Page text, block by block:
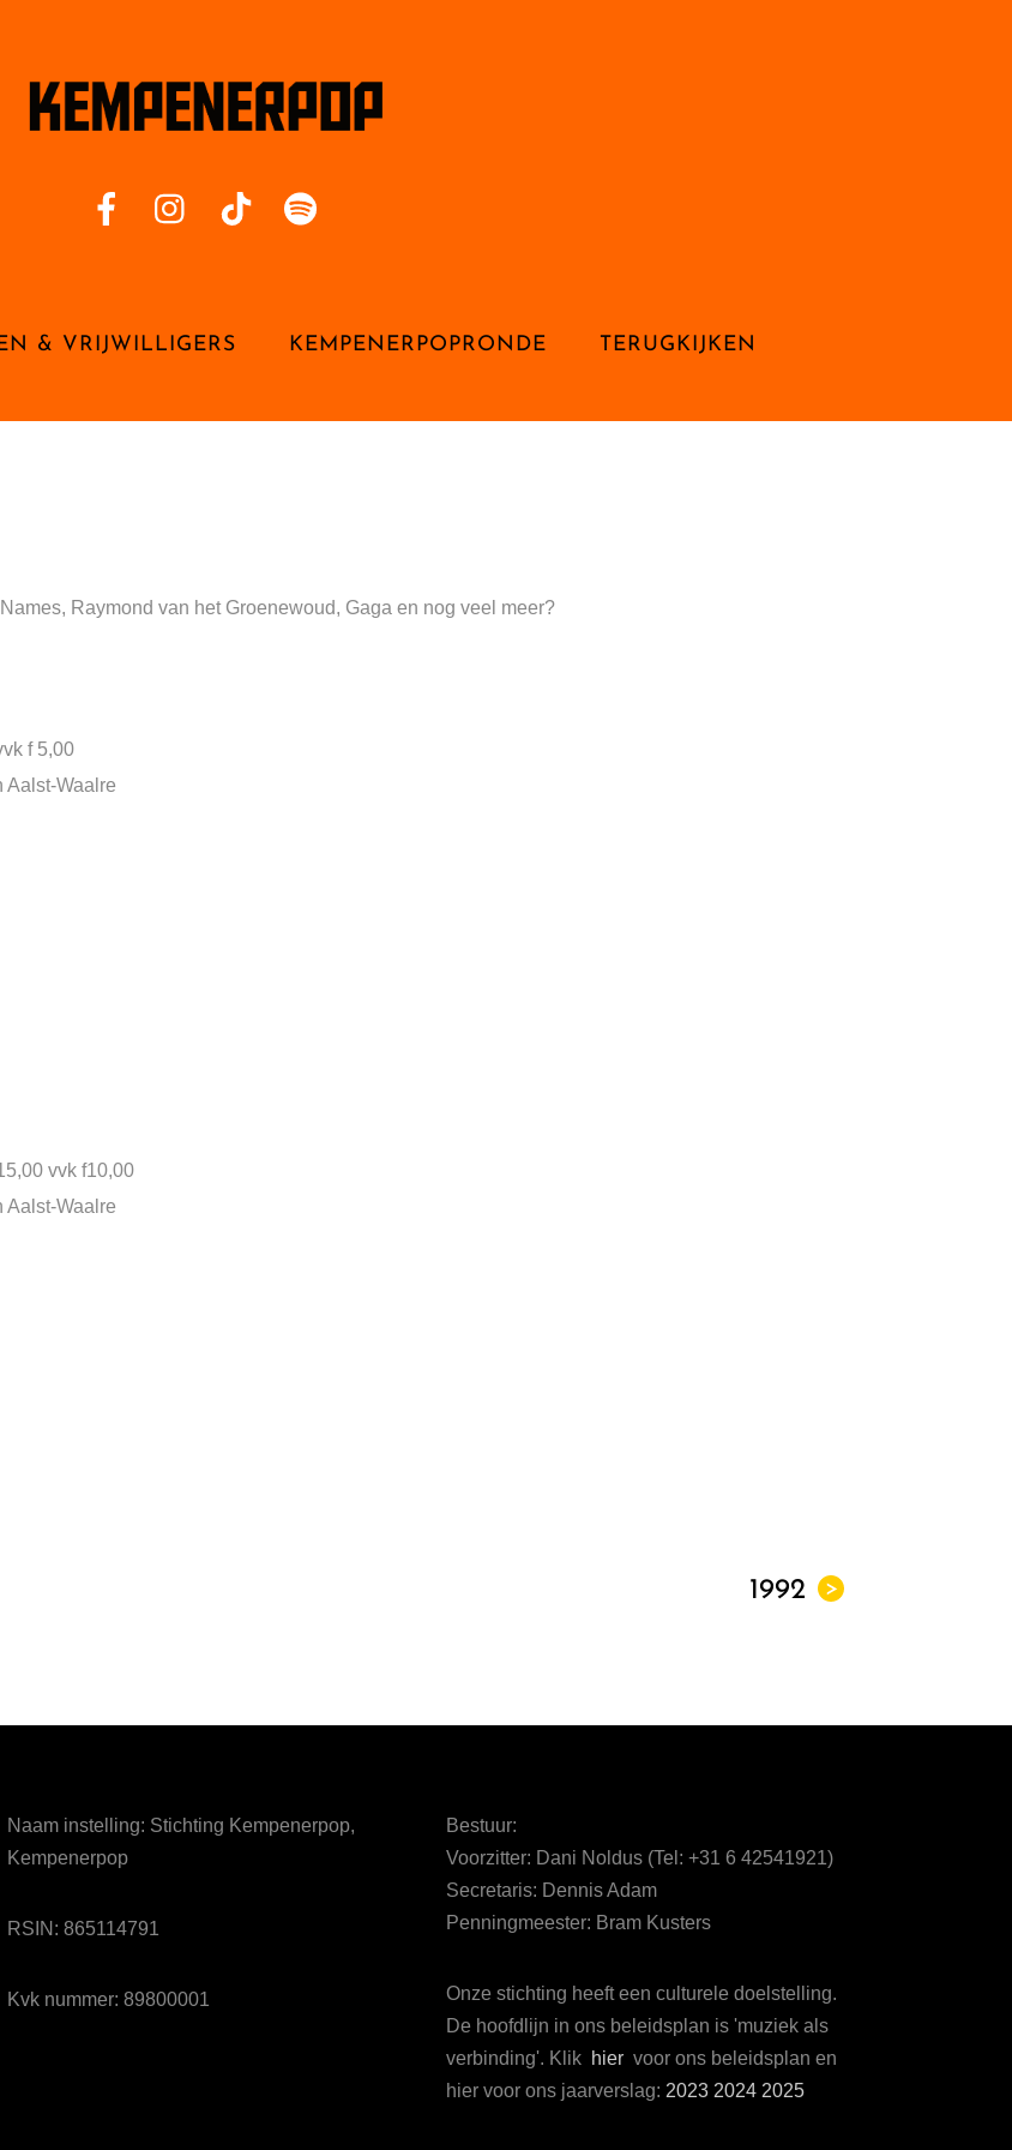
& VRIJWILLIGERS KEMPENERPOPRONDE TERUGKIJKEN
Raymond van het Groenewoud, Gaga en nog veel meer?
f 5,00
Aalst-Waalre
vvk f10,00
Aalst-Waalre
>
1992
Naam instelling: Stichting Kempenerpop,
Kempenerpop
RSIN: 865114791
Kvk nummer: 89800001
Bestuur:
Voorzitter: Dani Noldus (Tel: +31 6 42541921)
Secretaris: Dennis Adam
Penningmeester: Bram Kusters
Onze stichting heeft een culturele doelstelling.
De hoofdlijn in ons beleidsplan is 'muziek als
verbinding'. Klik hier voor ons beleidsplan en
hier voor ons jaarverslag: 2023 2024 2025